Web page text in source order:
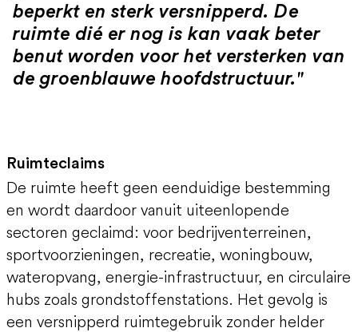
beperkt en sterk versnipperd. De
ruimte dié er nog is kan vaak beter
benut worden voor het versterken van
de groenblauwe hoofdstructuur."
Ruimteclaims
De ruimte heeft geen eenduidige bestemming
en wordt daardoor vanuit uiteenlopende
sectoren geclaimd: voor bedrijventerreinen,
sportvoorzieningen, recreatie, woningbouw,
wateropvang, energie-infrastructuur, en circulaire
hubs zoals grondstoffenstations. Het gevolg is
een versnipperd ruimtegebruik zonder helder